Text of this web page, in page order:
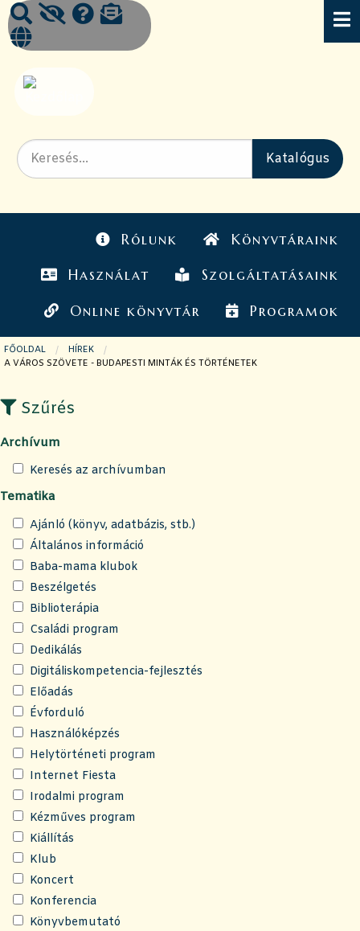
Rólunk Könyvtáraink
Használat Szolgáltatásaink
Online könyvtár Programok
FŐOLDAL
HÍREK
JELENLEGI OLDAL:
A VÁROS SZÖVETE - BUDAPESTI MINTÁK ÉS TÖRTÉNETEK
Szűrés
Archívum
Keresés az archívumban
Tematika
Ajánló (könyv, adatbázis, stb.)
Általános információ
Baba-mama klubok
Beszélgetés
Biblioterápia
Családi program
Dedikálás
Digitáliskompetencia-fejlesztés
Előadás
Évforduló
Használóképzés
Helytörténeti program
Internet Fiesta
Irodalmi program
Kézműves program
Kiállítás
Klub
Koncert
Konferencia
Könyvbemutató